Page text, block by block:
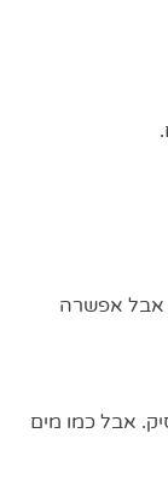
אבל אפשרה
אבל כמו מים